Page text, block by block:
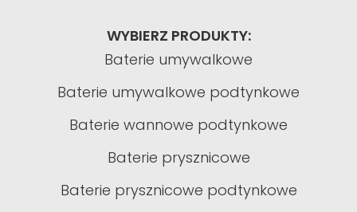
WYBIERZ PRODUKTY:
Baterie umywalkowe
Baterie umywalkowe podtynkowe
Baterie wannowe podtynkowe
Baterie prysznicowe
Baterie prysznicowe podtynkowe